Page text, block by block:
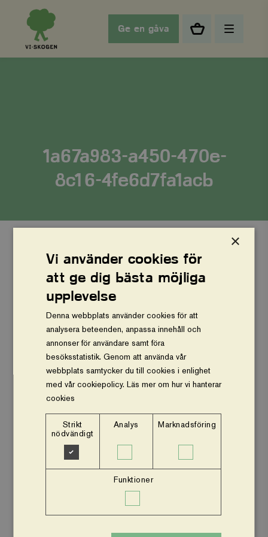
Ge en gåva
1a67a983-a450-470e-
8c16-4fe6d7fa1acb
Vårt arbete
Om oss
Vår ekonomi
Stöd oss
Om webbplatsen
Facebook Instagram
Insamlingsstiftelsen Vi planterar träd
×
Vi använder cookies för
att ge dig bästa möjliga
upplevelse
Denna webbplats använder cookies för att
analysera beteenden, anpassa innehåll och
annonser för användare samt föra
besöksstatistik. Genom att använda vår
webbplats samtycker du till cookies i enlighet
med vår cookiepolicy.Läs mer om hur vi hanterar
cookies
Strikt
nödvändigt
Analys Marknadsföring
Funktioner